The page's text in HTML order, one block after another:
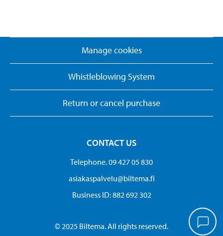
Manage cookies
Whistleblowing System
Return or cancel purchase
CONTACT US
Telephone. 09 427 05 830
asiakaspalvelu@biltema.fi
Business ID:​ 882 692 302
© 2025 Biltema. All rights reserved.